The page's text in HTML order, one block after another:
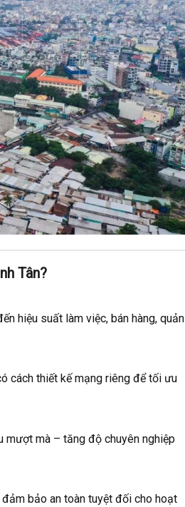
Tân?
hiệu suất làm việc, bán hàng, quản
cách thiết kế mạng riêng để tối ưu
mượt mà – tăng độ chuyên nghiệp
bảo an toàn tuyệt đối cho hoạt